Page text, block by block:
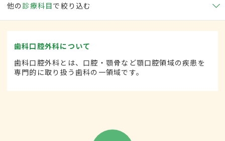
他の 診療科目で絞り込む
歯科口腔外科について
歯科口腔外科とは、口腔・顎骨など顎口腔領域の疾患を
専門的に取り扱う歯科の一領域です。